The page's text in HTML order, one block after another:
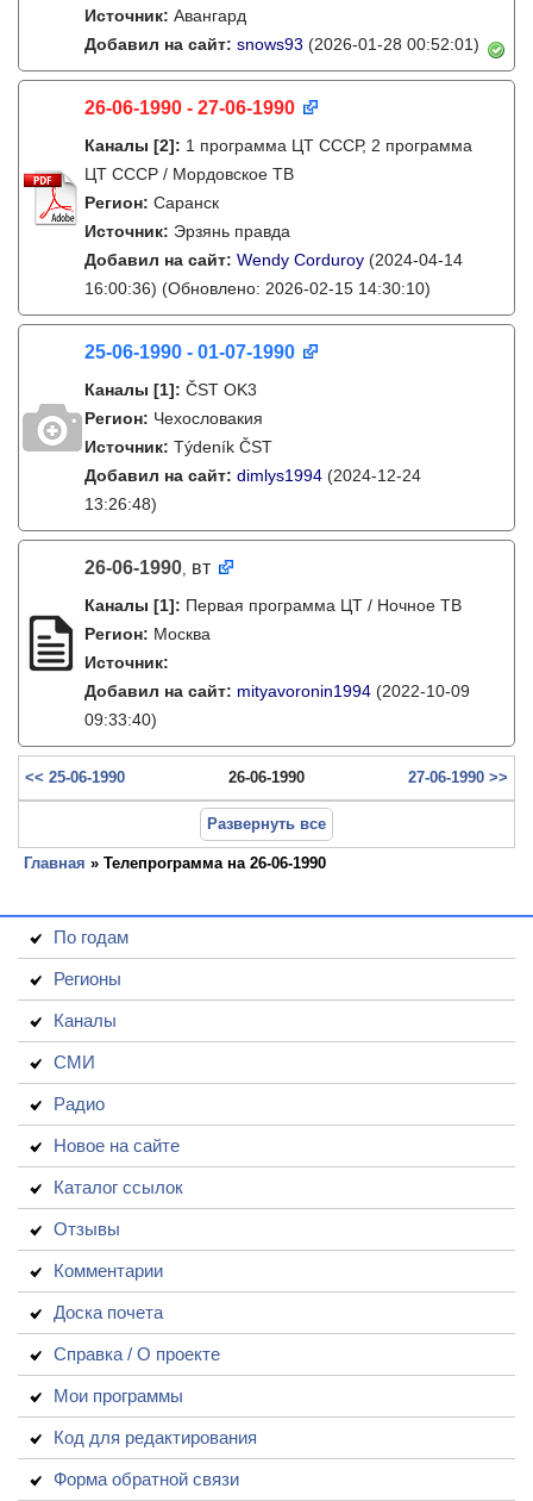
Источник: Авангард
Добавил на сайт: snows93 (2026-01-28 00:52:01)
26-06-1990 - 27-06-1990
Каналы [2]: 1 программа ЦТ СССР, 2 программа
ЦТ СССР / Мордовское ТВ
Регион: Саранск
Источник: Эрзянь правда
Добавил на сайт: Wendy Corduroy (2024-04-14
16:00:36) (Обновлено: 2026-02-15 14:30:10)
25-06-1990 - 01-07-1990
Каналы [1]: ČST OK3
Регион: Чехословакия
Источник: Týdeník ČST
Добавил на сайт: dimlys1994 (2024-12-24
13:26:48)
26-06-1990, вт
Каналы [1]: Первая программа ЦТ / Ночное ТВ
Регион: Москва
Источник:
Добавил на сайт: mityavoronin1994 (2022-10-09
09:33:40)
<< 25-06-1990 26-06-1990 27-06-1990 >>
Развернуть все
Главная » Телепрограмма на 26-06-1990
По годам
Регионы
Каналы
СМИ
Радио
Новое на сайте
Каталог ссылок
Отзывы
Комментарии
Доска почета
Справка / О проекте
Мои программы
Код для редактирования
Форма обратной связи